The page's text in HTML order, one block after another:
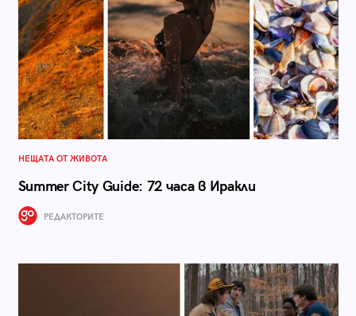
НЕЩАТА ОТ ЖИВОТА
Summer City Guide: 72 часа в Иракли
РЕДАКТОРИТЕ